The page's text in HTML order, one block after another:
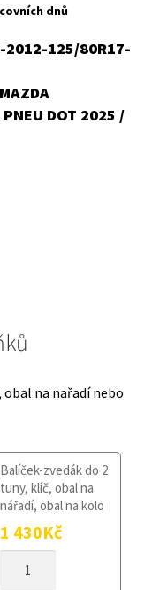
dnů
2012-125/80R17-
MAZDA
PNEU DOT 2025 /
na nařadí nebo
Balíček-zvedák do 2
tuny, klíč, obal na
nářadí, obal na kolo
1 430Kč
KOLO